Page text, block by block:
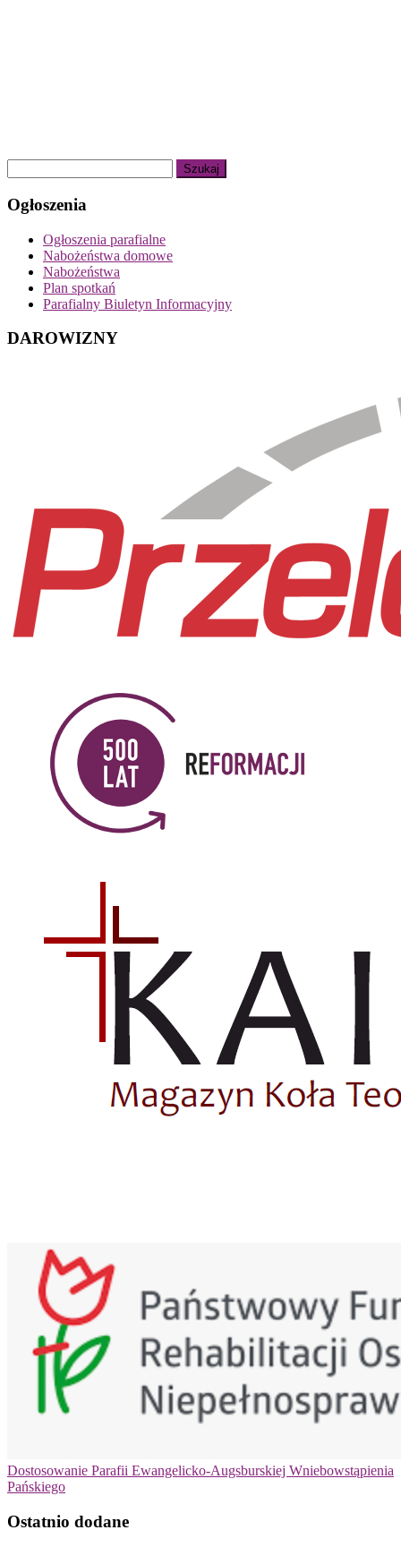
Ogłoszenia
Ogłoszenia parafialne
Nabożeństwa domowe
Nabożeństwa
Plan spotkań
Parafialny Biuletyn Informacyjny
DAROWIZNY
Dostosowanie Parafii Ewangelicko-Augsburskiej Wniebowstąpienia
Pańskiego
Ostatnio dodane